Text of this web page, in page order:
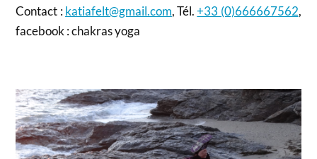
Contact :katiafelt@gmail.com, Tél.+33 (0)666667562,
facebook : chakras yoga